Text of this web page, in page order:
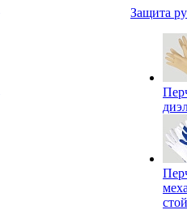
Защита